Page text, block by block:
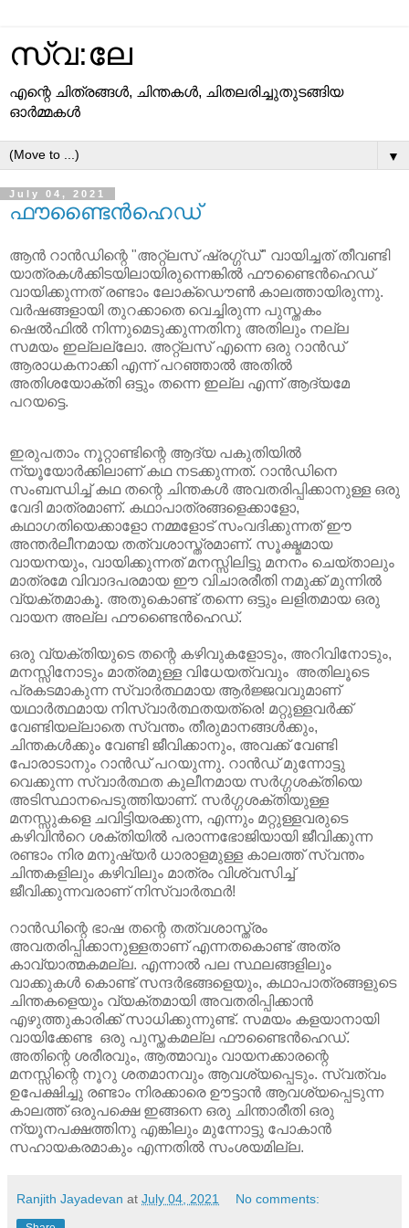
സ്വ:ലേ
എന്റെ ചിത്രങ്ങള്‍, ചിന്തകള്‍, ചിതലരിച്ചുതുടങ്ങിയ
ഓര്‍മ്മകള്‍
▼
July 04, 2021
ഫൗണ്ടൈൻഹെഡ്
ആൻ റാൻഡിന്റെ "അറ്റ്‌ലസ് ഷ്രഗ്ഗ്ഡ്" വായിച്ചത് തീവണ്ടി
യാത്രകൾക്കിടയിലായിരുന്നെങ്കിൽ ഫൗണ്ടൈൻഹെഡ്
വായിക്കുന്നത് രണ്ടാം ലോക്ഡൌൺ കാലത്തായിരുന്നു.
വർഷങ്ങളായി തുറക്കാതെ വെച്ചിരുന്ന പുസ്തകം
ഷെൽഫിൽ നിന്നുമെടുക്കുന്നതിനു അതിലും നല്ല
സമയം ഇല്ലല്ലോ. അറ്റ്‌ലസ് എന്നെ ഒരു റാൻഡ്
ആരാധകനാക്കി എന്ന് പറഞ്ഞാൽ അതിൽ
അതിശയോക്തി ഒട്ടും തന്നെ ഇല്ല എന്ന് ആദ്യമേ
പറയട്ടെ.
ഇരുപതാം നൂറ്റാണ്ടിന്റെ ആദ്യ പകുതിയിൽ
ന്യൂയോർക്കിലാണ് കഥ നടക്കുന്നത്. റാൻഡിനെ
സംബന്ധിച്ച് കഥ തന്റെ ചിന്തകൾ അവതരിപ്പിക്കാനുള്ള ഒരു
വേദി മാത്രമാണ്. കഥാപാത്രങ്ങളെക്കാളോ,
കഥാഗതിയെക്കാളോ നമ്മളോട് സംവദിക്കുന്നത് ഈ
അന്തർലീനമായ തത്വശാസ്ത്രമാണ്. സൂക്ഷ്മമായ
വായനയും, വായിക്കുന്നത് മനസ്സിലിട്ടു മനനം ചെയ്താലും
മാത്രമേ വിവാദപരമായ ഈ വിചാരരീതി നമുക്ക് മുന്നിൽ
വ്യക്തമാകൂ. അതുകൊണ്ട് തന്നെ ഒട്ടും ലളിതമായ ഒരു
വായന അല്ല ഫൗണ്ടൈൻഹെഡ്.
ഒരു വ്യക്തിയുടെ തന്റെ കഴിവുകളോടും, അറിവിനോടും,
മനസ്സിനോടും മാത്രമുള്ള വിധേയത്വവും അതിലൂടെ
പ്രകടമാകുന്ന സ്വാർത്ഥമായ ആർജ്ജവവുമാണ്
യഥാർത്ഥമായ നിസ്വാർത്ഥതയത്രെ! മറ്റുള്ളവർക്ക്
വേണ്ടിയല്ലാതെ സ്വന്തം തീരുമാനങ്ങൾക്കും,
ചിന്തകൾക്കും വേണ്ടി ജീവിക്കാനും, അവക്ക് വേണ്ടി
പോരാടാനും റാൻഡ് പറയുന്നു. റാൻഡ് മുന്നോട്ടു
വെക്കുന്ന സ്വാർത്ഥത കുലീനമായ സർഗ്ഗശക്തിയെ
അടിസ്ഥാനപെടുത്തിയാണ്. സർഗ്ഗശക്തിയുള്ള
മനസ്സുകളെ ചവിട്ടിയരക്കുന്ന, എന്നും മറ്റുള്ളവരുടെ
കഴിവിൻറെ ശക്തിയിൽ പരാന്നഭോജിയായി ജീവിക്കുന്ന
രണ്ടാം നിര മനുഷ്യർ ധാരാളമുള്ള കാലത്ത് സ്വന്തം
ചിന്തകളിലും കഴിവിലും മാത്രം വിശ്വസിച്ച്
ജീവിക്കുന്നവരാണ് നിസ്വാർത്ഥർ!
റാൻഡിന്റെ ഭാഷ തന്റെ തത്വശാസ്ത്രം
അവതരിപ്പിക്കാനുള്ളതാണ് എന്നതകൊണ്ട് അത്ര
കാവ്യാത്മകമല്ല. എന്നാൽ പല സ്ഥലങ്ങളിലും
വാക്കുകൾ കൊണ്ട് സന്ദർഭങ്ങളെയും, കഥാപാത്രങ്ങളുടെ
ചിന്തകളെയും വ്യക്തമായി അവതരിപ്പിക്കാൻ
എഴുത്തുകാരിക്ക് സാധിക്കുന്നുണ്ട്. സമയം കളയാനായി
വായിക്കേണ്ട ഒരു പുസ്തകമല്ല ഫൗണ്ടൈൻഹെഡ്.
അതിന്റെ ശരീരവും, ആത്മാവും വായനക്കാരന്റെ
മനസ്സിന്റെ നൂറു ശതമാനവും ആവശ്യപ്പെടും. സ്വത്വം
ഉപേക്ഷിച്ചു രണ്ടാം നിരക്കാരെ ഊട്ടാൻ ആവശ്യപ്പെടുന്ന
കാലത്ത് ഒരുപക്ഷെ ഇങ്ങനെ ഒരു ചിന്താരീതി ഒരു
ന്യൂനപക്ഷത്തിനു എങ്കിലും മുന്നോട്ടു പോകാൻ
സഹായകരമാകും എന്നതിൽ സംശയമില്ല.
Ranjith Jayadevan at July 04, 2021 No comments: